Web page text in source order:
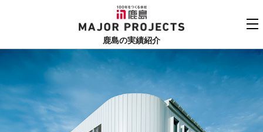
鹿島
MAJOR PROJECTS
鹿島の実績紹介
実績紹介TOP
更新順でみる
用途でさがす
関連リンク
よくあるご質問
鹿島建設株式会社